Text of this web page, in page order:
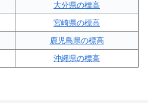
大分県の標高
宮崎県の標高
鹿児島県の標高
沖縄県の標高